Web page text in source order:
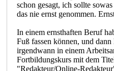
schon gesagt, ich sollte
das nie ernst genommen.
In einem ernsthaften Beruf
Fuß fassen können, und dann
irgendwann in einem
Fortbildungskurs mit dem
"Redakteur/Online-